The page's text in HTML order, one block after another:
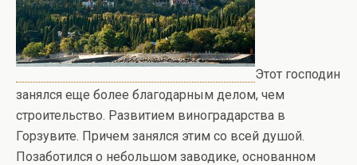
Этот господин
занялся еще более благодарным делом, чем
строительство. Развитием виноградарства в
Горзувите. Причем занялся этим со всей душой.
Позаботился о небольшом заводике, основанном